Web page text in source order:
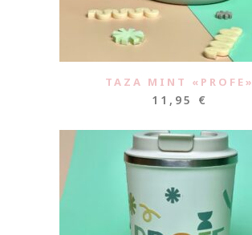
TAZA MINT «PROFE»
11,95 €